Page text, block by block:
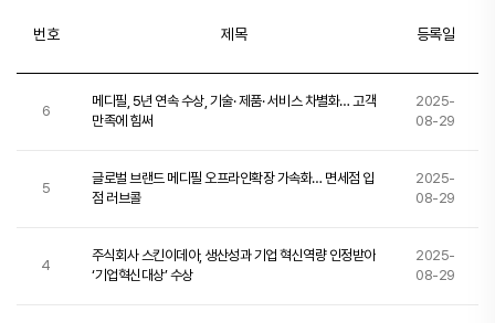
번호 제목 등록일
6
메디필, 5년 연속 수상, 기술· 제품· 서비스 차별화… 고객
만족에 힘써
2025-
08-29
5
글로벌 브랜드 메디필 오프라인확장 가속화… 면세점 입
점 러브콜
2025-
08-29
4
주식회사 스킨이데아, 생산성과 기업 혁신역량 인정받아
‘기업혁신대상’ 수상
2025-
08-29